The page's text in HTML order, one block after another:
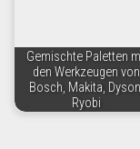
Gemischte Paletten
den Werkzeugen von
Bosch, Makita,
Ryobi